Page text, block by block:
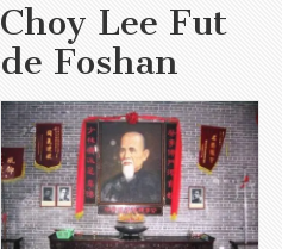
Choy Lee Fut
de Foshan